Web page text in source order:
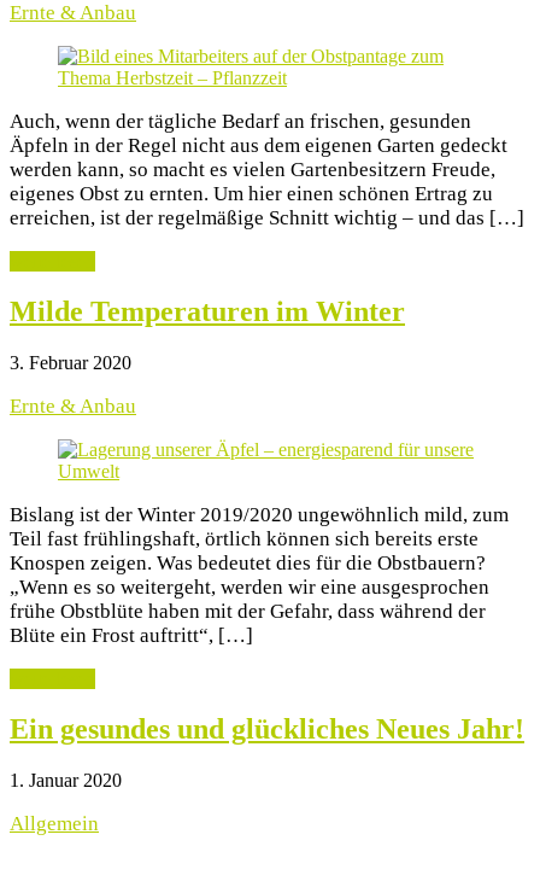
Ernte & Anbau
Auch, wenn der tägliche Bedarf an frischen, gesunden
Äpfeln in der Regel nicht aus dem eigenen Garten gedeckt
werden kann, so macht es vielen Gartenbesitzern Freude,
eigenes Obst zu ernten. Um hier einen schönen Ertrag zu
erreichen, ist der regelmäßige Schnitt wichtig – und das […]
Milde Temperaturen im Winter
3. Februar 2020
Ernte & Anbau
Bislang ist der Winter 2019/2020 ungewöhnlich mild, zum
Teil fast frühlingshaft, örtlich können sich bereits erste
Knospen zeigen. Was bedeutet dies für die Obstbauern?
„Wenn es so weitergeht, werden wir eine ausgesprochen
frühe Obstblüte haben mit der Gefahr, dass während der
Blüte ein Frost auftritt“, […]
Ein gesundes und glückliches Neues Jahr!
1. Januar 2020
Allgemein